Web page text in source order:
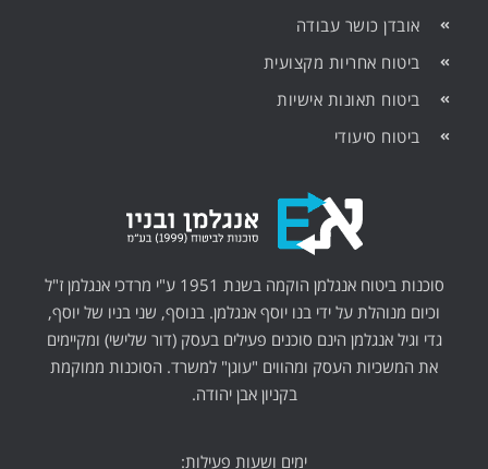
אובדן כושר עבודה
ביטוח אחריות מקצועית
ביטוח תאונות אישיות
ביטוח סיעודי
סוכנות ביטוח אנגלמן הוקמה בשנת 1951 ע"י מרדכי אנגלמן ז"ל
וכיום מנוהלת על ידי בנו יוסף אנגלמן. בנוסף, שני בניו של יוסף,
גדי וגיל אנגלמן הינם סוכנים פעילים בעסק (דור שלישי) ומקיימים
את המשכיות העסק ומהווים "עוגן" למשרד. הסוכנות ממוקמת
בקניון אבן יהודה.
ימים ושעות פעילות: